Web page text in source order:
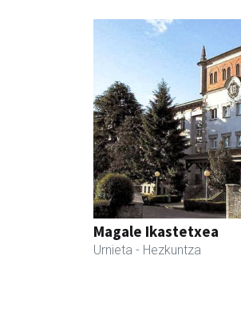
Magale Ikastetxea
Urnieta - Hezkuntza